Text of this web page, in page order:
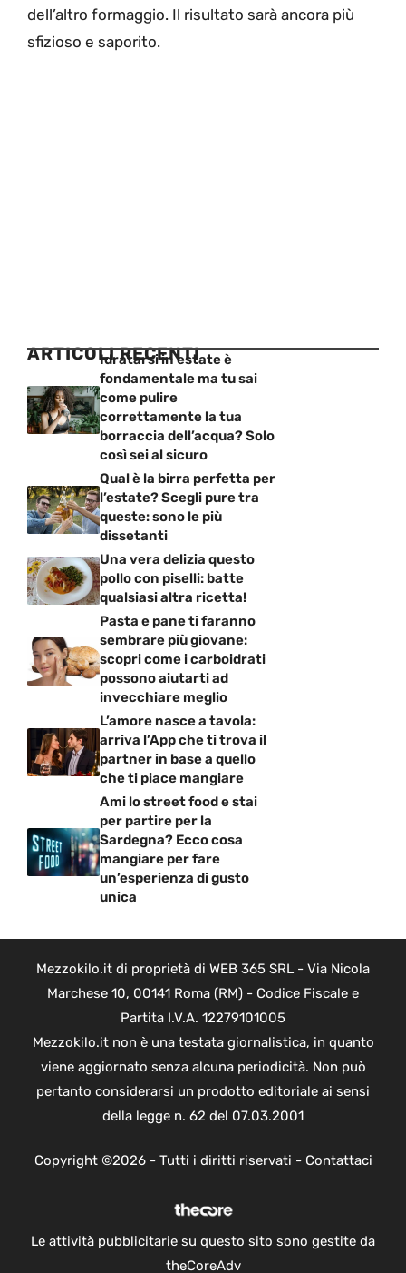
dell’altro formaggio. Il risultato sarà ancora più
sfizioso e saporito.
ARTICOLI RECENTI
Idratarsi in estate è
fondamentale ma tu sai
come pulire
correttamente la tua
borraccia dell’acqua? Solo
così sei al sicuro
Qual è la birra perfetta per
l’estate? Scegli pure tra
queste: sono le più
dissetanti
Una vera delizia questo
pollo con piselli: batte
qualsiasi altra ricetta!
Pasta e pane ti faranno
sembrare più giovane:
scopri come i carboidrati
possono aiutarti ad
invecchiare meglio
L’amore nasce a tavola:
arriva l’App che ti trova il
partner in base a quello
che ti piace mangiare
Ami lo street food e stai
per partire per la
Sardegna? Ecco cosa
mangiare per fare
un’esperienza di gusto
unica
Mezzokilo.it di proprietà di WEB 365 SRL - Via Nicola
Marchese 10, 00141 Roma (RM) - Codice Fiscale e
Partita I.V.A. 12279101005
Mezzokilo.it non è una testata giornalistica, in quanto
viene aggiornato senza alcuna periodicità. Non può
pertanto considerarsi un prodotto editoriale ai sensi
della legge n. 62 del 07.03.2001
Copyright ©2026 - Tutti i diritti riservati - Contattaci
Le attività pubblicitarie su questo sito sono gestite da
theCoreAdv